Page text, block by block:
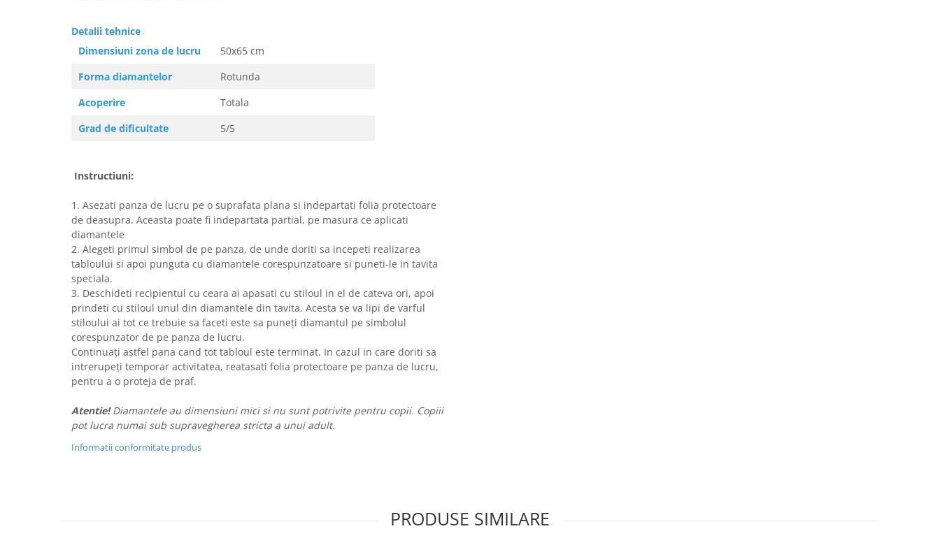
Detalii tehnice
Dimensiuni zona de lucru
50x65 cm
Forma diamantelor
Rotunda
Acoperire
Totala
Grad de dificultate
5/5
Instructiuni:
1. Asezati panza de lucru pe o suprafata plana si indepartati folia protectoare
de deasupra. Aceasta poate fi indepartata partial, pe masura ce aplicati
diamantele
2. Alegeti primul simbol de pe panza, de unde doriti sa incepeti realizarea
tabloului si apoi punguta cu diamantele corespunzatoare si puneti-le in tavita
speciala.
3. Deschideti recipientul cu ceara ai apasati cu stiloul in el de cateva ori, apoi
prindeti cu stiloul unul din diamantele din tavita. Acesta se va lipi de varful
stiloului ai tot ce trebuie sa faceti este sa puneți diamantul pe simbolul
corespunzator de pe panza de lucru.
Continuați astfel pana cand tot tabloul este terminat. In cazul in care doriti sa
intrerupeți temporar activitatea, reatasati folia protectoare pe panza de lucru,
pentru a o proteja de praf.
Atentie!Diamantele au dimensiuni mici si nu sunt potrivite pentru copii. Copiii
pot lucra numai sub supravegherea stricta a unui adult.
Informatii conformitate produs
PRODUSE SIMILARE